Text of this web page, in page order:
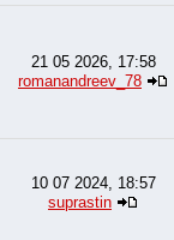
21 05 2026, 17:58
romanandreev_78
10 07 2024, 18:57
suprastin